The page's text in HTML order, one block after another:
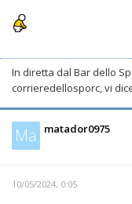
In diretta dal Bar dello
corrieredellosporc, vi
Ma matador0975
10/05/2024, 0:05